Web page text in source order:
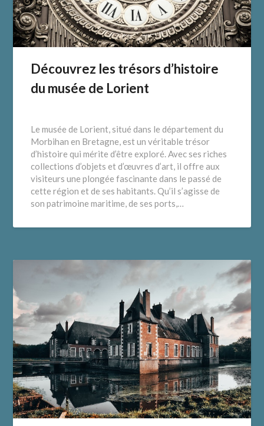
Découvrez les trésors d’histoire
du musée de Lorient
Le musée de Lorient, situé dans le département du
Morbihan en Bretagne, est un véritable trésor
d’histoire qui mérite d’être exploré. Avec ses riches
collections d’objets et d’œuvres d’art, il offre aux
visiteurs une plongée fascinante dans le passé de
cette région et de ses habitants. Qu’il s’agisse de
son patrimoine maritime, de ses ports,…